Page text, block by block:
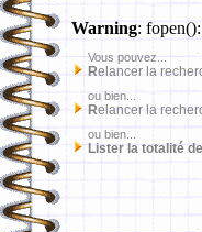
Warning:
Vous pouvez...
Relancer la
ou bien...
Relancer la
ou bien...
Lister la totalité